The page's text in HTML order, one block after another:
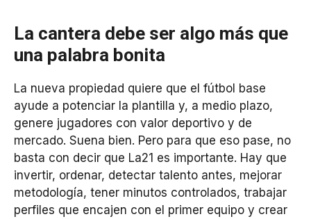
La cantera debe ser algo más que
una palabra bonita
La nueva propiedad quiere que el fútbol base
ayude a potenciar la plantilla y, a medio plazo,
genere jugadores con valor deportivo y de
mercado. Suena bien. Pero para que eso pase, no
basta con decir que La21 es importante. Hay que
invertir, ordenar, detectar talento antes, mejorar
metodología, tener minutos controlados, trabajar
perfiles que encajen con el primer equipo y crear